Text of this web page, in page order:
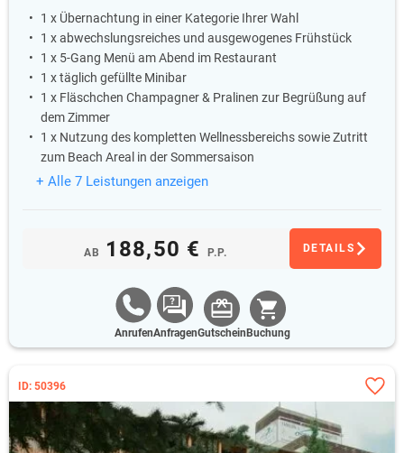
1 x Übernachtung in einer Kategorie Ihrer Wahl
1 x abwechslungsreiches und ausgewogenes Frühstück
1 x 5-Gang Menü am Abend im Restaurant
1 x täglich gefüllte Minibar
1 x Fläschchen Champagner & Pralinen zur Begrüßung auf
dem Zimmer
1 x Nutzung des kompletten Wellnessbereichs sowie Zutritt
zum Beach Areal in der Sommersaison
+ Alle 7 Leistungen anzeigen
AB 188,50 € P.P. DETAILS
AnrufenAnfragenGutschein Buchung
ID: 50396